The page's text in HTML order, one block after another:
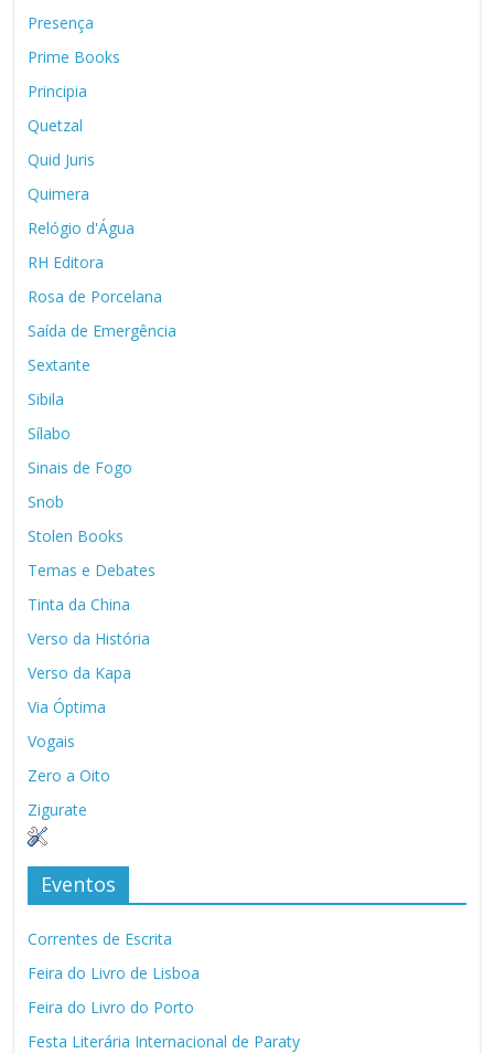
Presença
Prime Books
Principia
Quetzal
Quid Juris
Quimera
Relógio d'Água
RH Editora
Rosa de Porcelana
Saída de Emergência
Sextante
Sibila
Sílabo
Sinais de Fogo
Snob
Stolen Books
Temas e Debates
Tinta da China
Verso da História
Verso da Kapa
Via Óptima
Vogais
Zero a Oito
Zigurate
Eventos
Correntes de Escrita
Feira do Livro de Lisboa
Feira do Livro do Porto
Festa Literária Internacional de Paraty